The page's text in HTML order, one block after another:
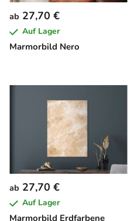
Marmorbild Nero
ab 27,70 €
Auf Lager
Marmorbild Erdfarbene
ab 27,70 €
Auf Lager